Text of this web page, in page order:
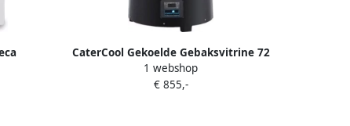
CaterCool Gekoelde Gebaksvitrine 72
liter Zwart
1 webshop
€ 855,-